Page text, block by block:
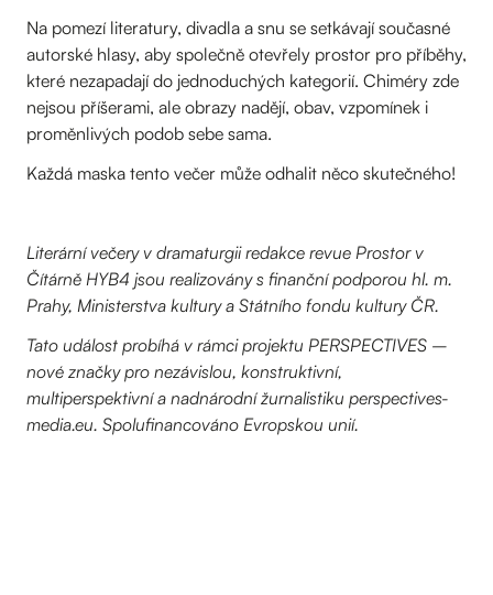
Na pomezí literatury, divadla a snu se setkávají současné
autorské hlasy, aby společně otevřely prostor pro příběhy,
které nezapadají do jednoduchých kategorií. Chiméry zde
nejsou příšerami, ale obrazy nadějí, obav, vzpomínek i
proměnlivých podob sebe sama.
Každá maska tento večer může odhalit něco skutečného!
Literární večery v dramaturgii redakce revue Prostor v
Čítárně HYB4 jsou realizovány s finanční podporou hl. m.
Prahy, Ministerstva kultury a Státního fondu kultury ČR.
Tato událost probíhá v rámci projektu PERSPECTIVES –
nové značky pro nezávislou, konstruktivní,
multiperspektivní a nadnárodní žurnalistiku perspectives-
media.eu. Spolufinancováno Evropskou unií.